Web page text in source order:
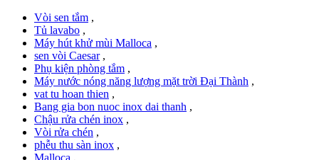
Vòi sen tắm ,
Tủ lavabo ,
Máy hút khử mùi Malloca ,
sen vòi Caesar,
Phụ kiện phòng tắm ,
Máy nước nóng năng lượng mặt trời Đại Thành ,
vat tu hoan thien ,
Bang gia bon nuoc inox dai thanh ,
Chậu rửa chén inox ,
Vòi rửa chén ,
phễu thu sàn inox ,
Malloca ,